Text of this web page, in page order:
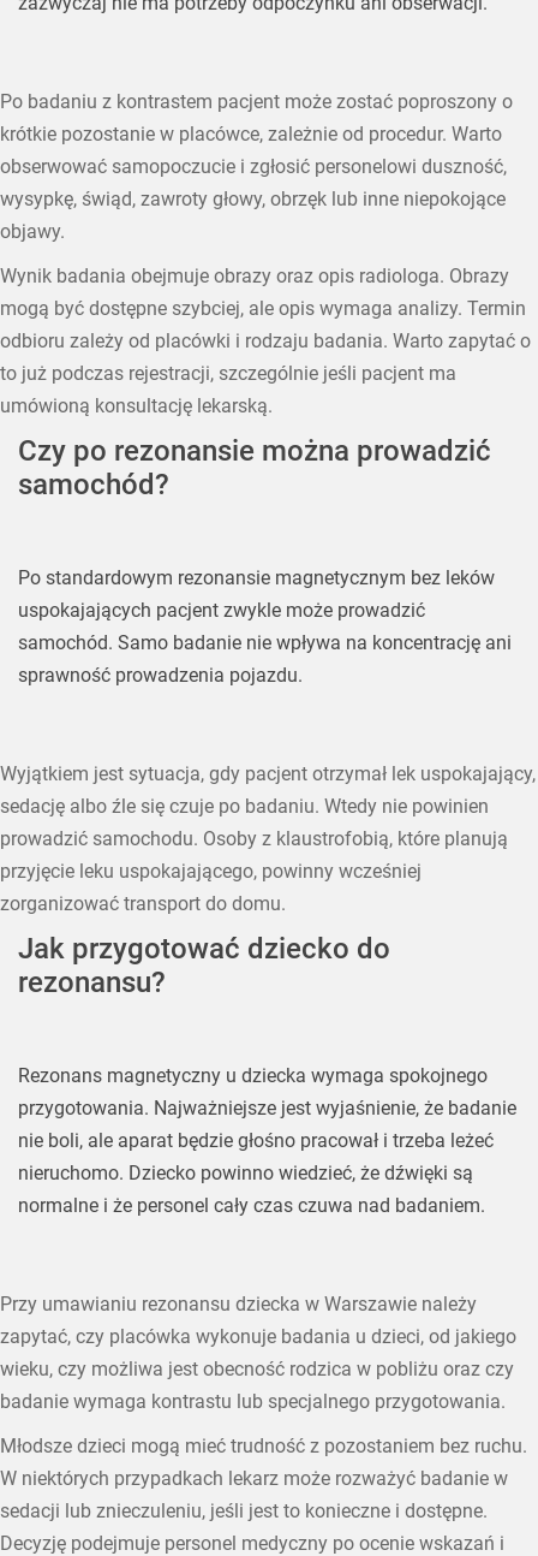
Po badaniu z kontrastem pacjent może zostać poproszony o
krótkie pozostanie w placówce, zależnie od procedur. Warto
obserwować samopoczucie i zgłosić personelowi duszność,
wysypkę, świąd, zawroty głowy, obrzęk lub inne niepokojące
objawy.
Wynik badania obejmuje obrazy oraz opis radiologa. Obrazy
mogą być dostępne szybciej, ale opis wymaga analizy. Termin
odbioru zależy od placówki i rodzaju badania. Warto zapytać o
to już podczas rejestracji, szczególnie jeśli pacjent ma
umówioną konsultację lekarską.
Czy po rezonansie można prowadzić
samochód?
Po standardowym rezonansie magnetycznym bez leków
uspokajających pacjent zwykle może prowadzić
samochód. Samo badanie nie wpływa na koncentrację ani
sprawność prowadzenia pojazdu.
Wyjątkiem jest sytuacja, gdy pacjent otrzymał lek uspokajający,
sedację albo źle się czuje po badaniu. Wtedy nie powinien
prowadzić samochodu. Osoby z klaustrofobią, które planują
przyjęcie leku uspokajającego, powinny wcześniej
zorganizować transport do domu.
Jak przygotować dziecko do
rezonansu?
Rezonans magnetyczny u dziecka wymaga spokojnego
przygotowania. Najważniejsze jest wyjaśnienie, że badanie
nie boli, ale aparat będzie głośno pracował i trzeba leżeć
nieruchomo. Dziecko powinno wiedzieć, że dźwięki są
normalne i że personel cały czas czuwa nad badaniem.
Przy umawianiu rezonansu dziecka w Warszawie należy
zapytać, czy placówka wykonuje badania u dzieci, od jakiego
wieku, czy możliwa jest obecność rodzica w pobliżu oraz czy
badanie wymaga kontrastu lub specjalnego przygotowania.
Młodsze dzieci mogą mieć trudność z pozostaniem bez ruchu.
W niektórych przypadkach lekarz może rozważyć badanie w
sedacji lub znieczuleniu, jeśli jest to konieczne i dostępne.
Decyzję podejmuje personel medyczny po ocenie wskazań i